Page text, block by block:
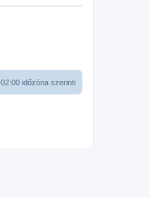
időzóna szerinti